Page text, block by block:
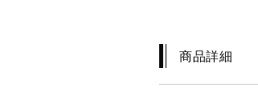
商品詳細